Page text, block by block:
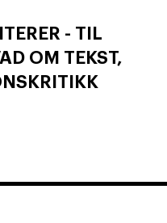
- TIL
OM TEKST,